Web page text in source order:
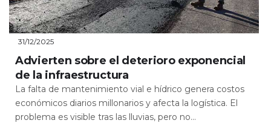
31/12/2025
Advierten sobre el deterioro exponencial
de la infraestructura
La falta de mantenimiento vial e hídrico genera costos
económicos diarios millonarios y afecta la logística. El
problema es visible tras las lluvias, pero no...